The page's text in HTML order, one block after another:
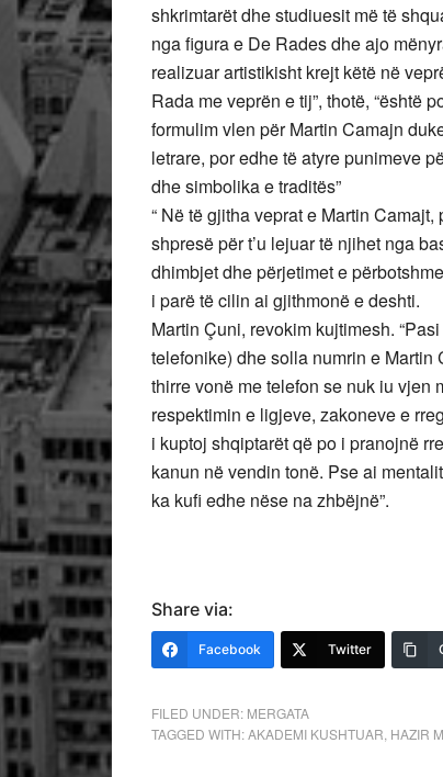
shkrimtarët dhe studiuesit më të
nga figura e De Rades dhe ajo
realizuar artistikisht krejt këtë në
Rada me veprën e tij”, thotë, “është
formulim vlen për Martin Camajn
letrare, por edhe të atyre punimeve
dhe simbolika e traditës”
“ Në të gjitha veprat e Martin
shpresë për t’u lejuar të njihet nga
dhimbjet dhe përjetimet e
i parë të cilin ai gjithmonë e deshti.
Martin Çuni, revokim kujtimesh.
telefonike) dhe solla numrin e Martin
thirre vonë me telefon se nuk iu vjen
respektimin e ligjeve, zakoneve e
i kuptoj shqiptarët që po i pranojnë
kanun në vendin tonë. Pse ai
ka kufi edhe nëse na zhbëjnë”.
Share via:
Facebook Twitter
FILED UNDER: MERGATA
TAGGED WITH:AKADEMI KUSHTUAR HAZIR